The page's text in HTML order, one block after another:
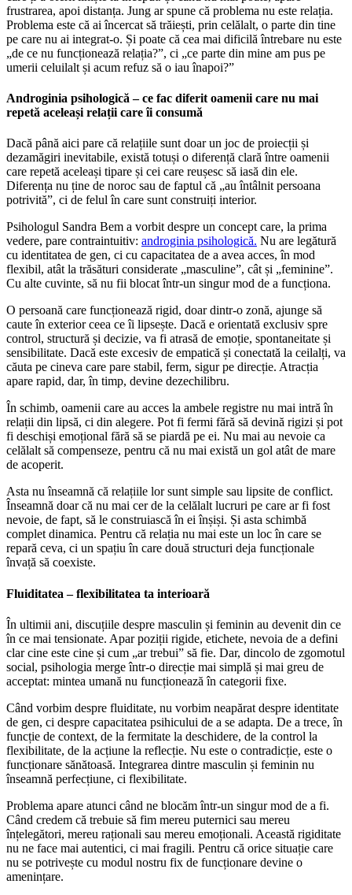
frustrarea, apoi distanța. Jung ar spune că problema nu este relația.
Problema este că ai încercat să trăiești, prin celălalt, o parte din tine
pe care nu ai integrat-o. Și poate că cea mai dificilă întrebare nu este
„de ce nu funcționează relația?”, ci „ce parte din mine am pus pe
umerii celuilalt și acum refuz să o iau înapoi?”
Androginia psihologică – ce fac diferit oamenii care nu mai
repetă aceleași relații care îi consumă
Dacă până aici pare că relațiile sunt doar un joc de proiecții și
dezamăgiri inevitabile, există totuși o diferență clară între oamenii
care repetă aceleași tipare și cei care reușesc să iasă din ele.
Diferența nu ține de noroc sau de faptul că „au întâlnit persoana
potrivită”, ci de felul în care sunt construiți interior.
Psihologul Sandra Bem a vorbit despre un concept care, la prima
vedere, pare contraintuitiv: androginia psihologică. Nu are legătură
cu identitatea de gen, ci cu capacitatea de a avea acces, în mod
flexibil, atât la trăsături considerate „masculine”, cât și „feminine”.
Cu alte cuvinte, să nu fii blocat într-un singur mod de a funcționa.
O persoană care funcționează rigid, doar dintr-o zonă, ajunge să
caute în exterior ceea ce îi lipsește. Dacă e orientată exclusiv spre
control, structură și decizie, va fi atrasă de emoție, spontaneitate și
sensibilitate. Dacă este excesiv de empatică și conectată la ceilalți, va
căuta pe cineva care pare stabil, ferm, sigur pe direcție. Atracția
apare rapid, dar, în timp, devine dezechilibru.
În schimb, oamenii care au acces la ambele registre nu mai intră în
relații din lipsă, ci din alegere. Pot fi fermi fără să devină rigizi și pot
fi deschiși emoțional fără să se piardă pe ei. Nu mai au nevoie ca
celălalt să compenseze, pentru că nu mai există un gol atât de mare
de acoperit.
Asta nu înseamnă că relațiile lor sunt simple sau lipsite de conflict.
Înseamnă doar că nu mai cer de la celălalt lucruri pe care ar fi fost
nevoie, de fapt, să le construiască în ei înșiși. Și asta schimbă
complet dinamica. Pentru că relația nu mai este un loc în care se
repară ceva, ci un spațiu în care două structuri deja funcționale
învață să coexiste.
Fluiditatea – flexibilitatea ta interioară
În ultimii ani, discuțiile despre masculin și feminin au devenit din ce
în ce mai tensionate. Apar poziții rigide, etichete, nevoia de a defini
clar cine este cine și cum „ar trebui” să fie. Dar, dincolo de zgomotul
social, psihologia merge într-o direcție mai simplă și mai greu de
acceptat: mintea umană nu funcționează în categorii fixe.
Când vorbim despre fluiditate, nu vorbim neapărat despre identitate
de gen, ci despre capacitatea psihicului de a se adapta. De a trece, în
funcție de context, de la fermitate la deschidere, de la control la
flexibilitate, de la acțiune la reflecție. Nu este o contradicție, este o
funcționare sănătoasă. Integrarea dintre masculin și feminin nu
înseamnă perfecțiune, ci flexibilitate.
Problema apare atunci când ne blocăm într-un singur mod de a fi.
Când credem că trebuie să fim mereu puternici sau mereu
înțelegători, mereu raționali sau mereu emoționali. Această rigiditate
nu ne face mai autentici, ci mai fragili. Pentru că orice situație care
nu se potrivește cu modul nostru fix de funcționare devine o
amenințare.